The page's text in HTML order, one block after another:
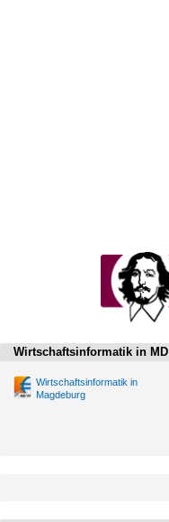
Wirtschaftsinformatik in MD
Wirtschaftsinformatik in
Magdeburg